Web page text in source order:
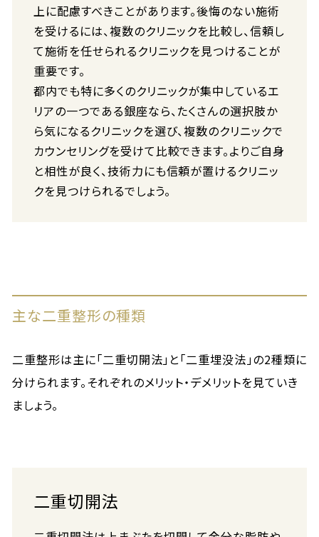
上に配慮すべきことがあります。後悔のない施術
を受けるには、複数のクリニックを比較し、信頼し
て施術を任せられるクリニックを見つけることが
重要です。
都内でも特に多くのクリニックが集中しているエ
リアの一つである銀座なら、たくさんの選択肢か
ら気になるクリニックを選び、複数のクリニックで
カウンセリングを受けて比較できます。よりご自身
と相性が良く、技術力にも信頼が置けるクリニッ
クを見つけられるでしょう。
主な二重整形の種類
二重整形は主に「二重切開法」と「二重埋没法」の2種類に
分けられます。それぞれのメリット・デメリットを見ていき
ましょう。
二重切開法